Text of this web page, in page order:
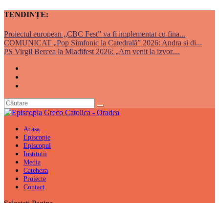
TENDINȚE:
Proiectul european „CBC Fest” va fi implementat cu fina...
COMUNICAT „Pop Simfonic la Catedrală” 2026: Andra și di...
PS Virgil Bercea la Mladifest 2026: „Am venit la izvor....
Acasa
Episcopie
Episcopul
Institutii
Media
Cateheza
Proiecte
Contact